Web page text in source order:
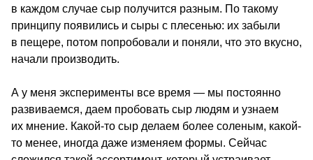
в каждом случае сыр получится разным. По такому
принципу появились и сыры с плесенью: их забыли
в пещере, потом попробовали и поняли, что это вкусно,
начали производить.
А у меня эксперименты все время — мы постоянно
развиваемся, даем пробовать сыр людям и узнаем
их мнение. Какой-то сыр делаем более соленым, какой-
то менее, иногда даже изменяем формы. Сейчас